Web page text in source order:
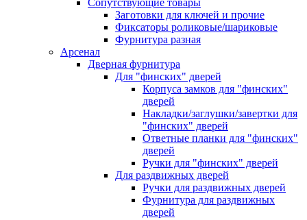
Сопутствующие товары
Заготовки для ключей и прочие
Фиксаторы роликовые/шариковые
Фурнитура разная
Арсенал
Дверная фурнитура
Для "финских" дверей
Корпуса замков для "финских"
дверей
Накладки/заглушки/завертки для
"финских" дверей
Ответные планки для "финских"
дверей
Ручки для "финских" дверей
Для раздвижных дверей
Ручки для раздвижных дверей
Фурнитура для раздвижных
дверей